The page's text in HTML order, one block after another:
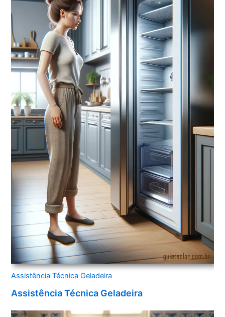
Assistência Técnica Geladeira
Assistência Técnica Geladeira